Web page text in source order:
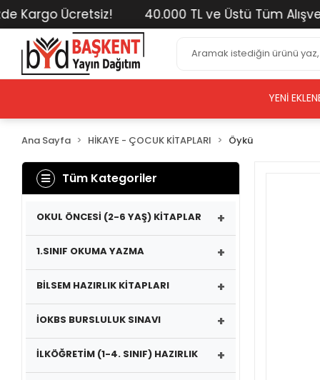
Ücretsiz! 40.000 TL ve Üstü Tüm
YENI
Ana Sayfa HİKAYE - ÇOCUK KİTAPLARI Öykü
Tüm Kategoriler
OKUL ÖNCESİ (2-6 YAŞ) KİTAPLAR +
1.SINIF OKUMA YAZMA +
BİLSEM HAZIRLIK KİTAPLARI +
İOKBS BURSLULUK SINAVI +
İLKÖĞRETİM (1-4. SINIF) HAZIRLIK +